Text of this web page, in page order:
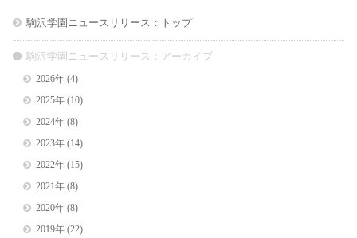
駒沢学園ニュースリリース：トップ
駒沢学園ニュースリリース：アーカイブ
2026年(4)
2025年(10)
2024年(8)
2023年(14)
2022年(15)
2021年(8)
2020年(8)
2019年(22)